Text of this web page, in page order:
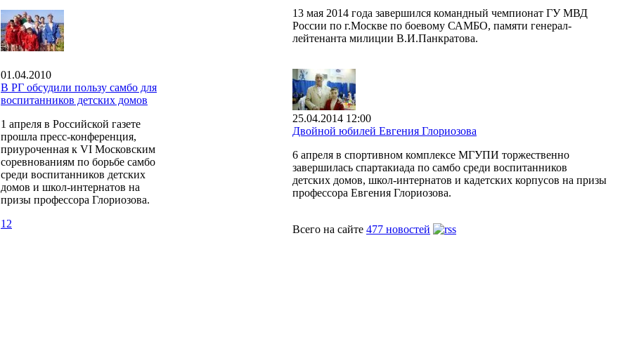
01.04.2010
В РГ обсудили пользу самбо для
воспитанников детских домов
1 апреля в Российской газете
прошла пресс-конференция,
приуроченная к VI Московским
соревнованиям по борьбе самбо
среди воспитанников детских
домов и школ-интернатов на
призы профессора Глориозова.
12
13 мая 2014 года завершился командный чемпионат ГУ МВД
России по г.Москве по боевому САМБО, памяти генерал-
лейтенанта милиции В.И.Панкратова.
25.04.2014 12:00
Двойной юбилей Евгения Глориозова
6 апреля в спортивном комплексе МГУПИ торжественно
завершилась спартакиада по самбо среди воспитанников
детских домов, школ-интернатов и кадетских корпусов на призы
профессора Евгения Глориозова.
Всего на сайте 477 новостей